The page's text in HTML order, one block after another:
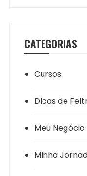
CATEGORIAS
Cursos
Dicas de
Meu
Minha